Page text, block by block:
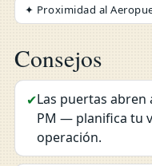
✦ Proximidad al
Consejos
✔Las puertas abren
PM — planifica tu
operación.